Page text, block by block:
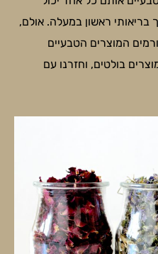
ראשון במעלה. אולם,
המוצרים הטבעיים
בולטים, וחזרנו עם